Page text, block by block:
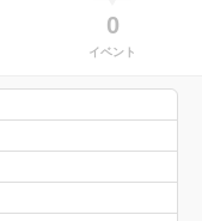
0
イベント